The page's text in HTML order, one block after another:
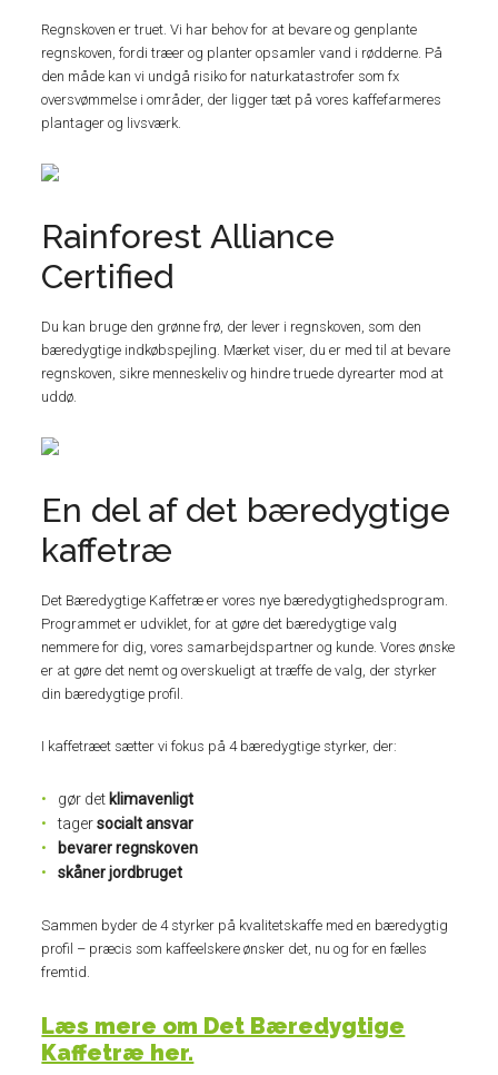
Regnskoven er truet. Vi har behov for at bevare og genplante
regnskoven, fordi træer og planter opsamler vand i rødderne. På
den måde kan vi undgå risiko for naturkatastrofer som fx
oversvømmelse i områder, der ligger tæt på vores kaffefarmeres
plantager og livsværk.
Rainforest Alliance
Certified
Du kan bruge den grønne frø, der lever i regnskoven, som den
bæredygtige indkøbspejling. Mærket viser, du er med til at bevare
regnskoven, sikre menneskeliv og hindre truede dyrearter mod at
uddø.
En del af det bæredygtige
kaffetræ
Det Bæredygtige Kaffetræ er vores nye bæredygtighedsprogram.
Programmet er udviklet, for at gøre det bæredygtige valg
nemmere for dig, vores samarbejdspartner og kunde. Vores ønske
er at gøre det nemt og overskueligt at træffe de valg, der styrker
din bæredygtige profil.
I kaffetræet sætter vi fokus på 4 bæredygtige styrker, der:
gør det klimavenligt
tagersocialt ansvar
bevarer regnskoven
skåner jordbruget
Sammen byder de 4 styrker på kvalitetskaffe med en bæredygtig
profil – præcis som kaffeelskere ønsker det, nu og for en fælles
fremtid.
Læs mere om Det Bæredygtige
Kaffetræ her.